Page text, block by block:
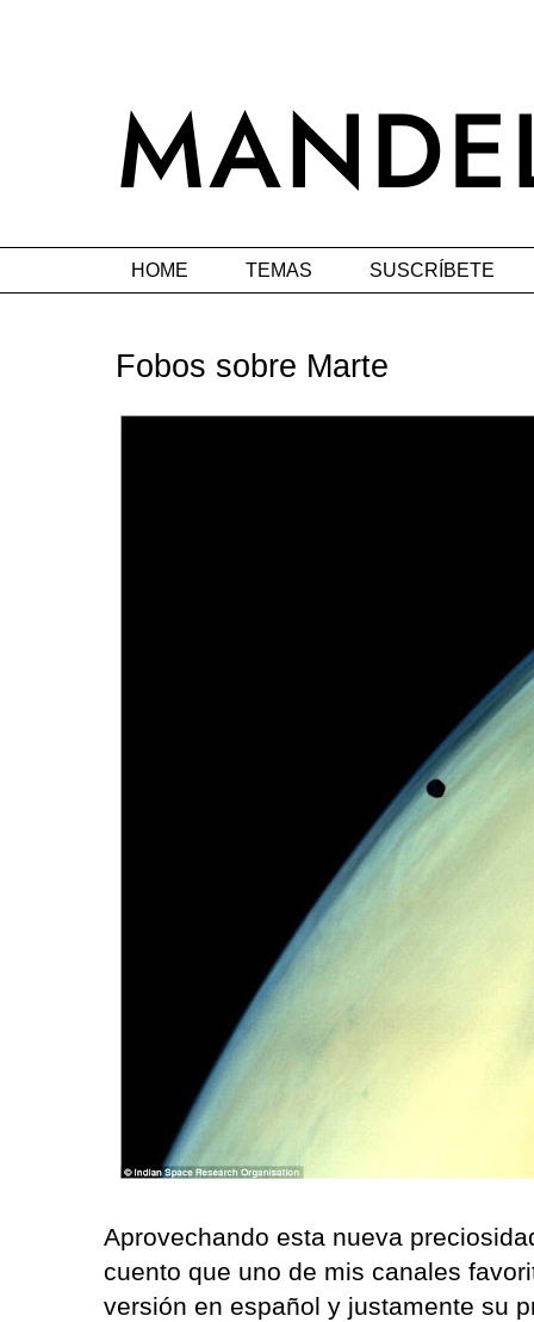
HOME TEMAS SUSCRÍBETE
Fobos sobre Marte
Aprovechando esta nueva
cuento que uno de mis canales
versión en español y justamente su